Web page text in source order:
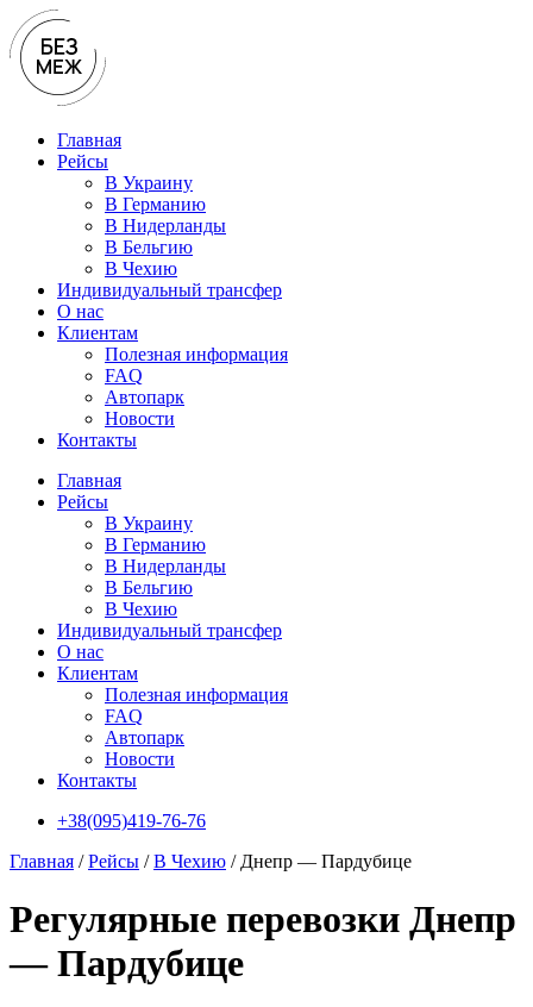
Перейти
к
содержимому
Главная
Рейсы
В Украину
В Германию
В Нидерланды
В Бельгию
В Чехию
Индивидуальный трансфер
О нас
Клиентам
Полезная информация
FAQ
Автопарк
Новости
Контакты
Главная
Рейсы
В Украину
В Германию
В Нидерланды
В Бельгию
В Чехию
Индивидуальный трансфер
О нас
Клиентам
Полезная информация
FAQ
Автопарк
Новости
Контакты
+38(095)419-76-76
Главная /Рейсы /В Чехию / Днепр — Пардубице
Регулярные перевозки Днепр
— Пардубице